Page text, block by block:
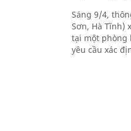
Sáng 9/4,
Sơn, Hà Tĩnh)
tại một phòng
yêu cầu xác